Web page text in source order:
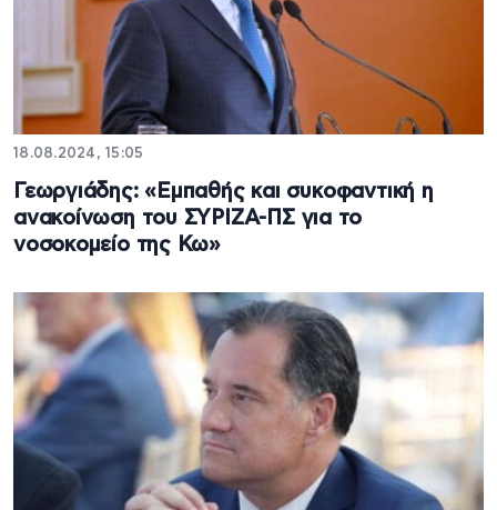
18.08.2024, 15:05
Γεωργιάδης: «Εμπαθής και συκοφαντική η
ανακοίνωση του ΣΥΡΙΖΑ-ΠΣ για το
νοσοκομείο της Κω»